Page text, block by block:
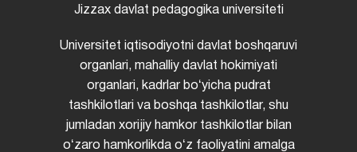
Jizzax davlat pedagogika universiteti
Universitet iqtisodiyotni davlat boshqaruvi
organlari, mahalliy davlat hokimiyati
organlari, kadrlar boʻyicha pudrat
tashkilotlari va boshqa tashkilotlar, shu
jumladan xorijiy hamkor tashkilotlar bilan
oʻzaro hamkorlikda oʻz faoliyatini amalga